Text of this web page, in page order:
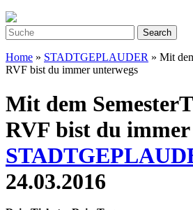
Home » STADTGEPLAUDER » Mit
RVF bist du immer unterwegs
Mit dem
RVF bist du
24.03.2016